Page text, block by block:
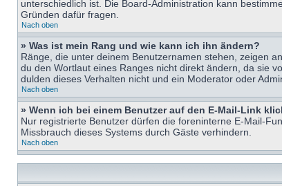
unterschiedlich ist. Die Board-Administration kann
Gründen dafür fragen.
Nach oben
» Was ist mein Rang und wie kann ich ihn ändern?
Ränge, die unter deinem Benutzernamen stehen, zeigen
du den Wortlaut eines Ranges nicht direkt ändern, da sie
dulden dieses Verhalten nicht und ein Moderator oder
Nach oben
» Wenn ich bei einem Benutzer auf den E-Mail-Link
Nur registrierte Benutzer dürfen die foreninterne E-Mail-
Missbrauch dieses Systems durch Gäste verhindern.
Nach oben